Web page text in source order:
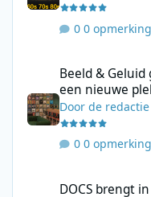
0
Beeld &
een nieuwe
Doorde redactie
0
DOCS brengt